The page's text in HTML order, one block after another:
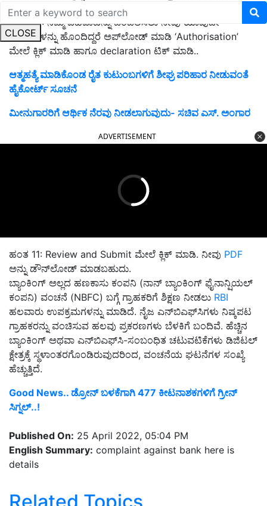
CLOSE
ಬಟನ್‌ಗಳನ್ನು ಆಯ್ಕೆಮಾಡಿ
ಹಂತ 10: ನಿಮ್ಮ ವಹಿವಾಟನ್ನು ಬೆಂಬಲಿಸಲು ನೀವು ಯಾವುದೇ
ದಾಖಲೆಗಳನ್ನು ಹೊಂದಿದ್ದರೆ ಅಪ್‌ಲೋಡ್ ಮಾಡಿ ‘Authorisation’
ಮೇಲೆ ಕ್ಲಿಕ್ ಮಾಡಿ ಹಾಗೂ declaration ಟಿಕ್ ಮಾಡಿ..
ಆತ್ಮಹತ್ಯೆ ಮಾಡಿಕೊಂಡ ರೈತ ಕುಟುಂಬಗಳಿಗೆ ಶೀಘ್ರ ಪರಿಹಾರ ನೀಡುವಂತೆ
ಹೈಕೋರ್ಟ್‌ ಸೂಚನೆ
ಮೀನುಗಾರರಿಗೆ ಆರ್ಥಿಕ ನೆರವು ನೀಡಲಾಗುವುದು- ಸಚಿವ ಎಸ್. ಅಂಗಾರ
ADVERTISEMENT
ಹಂತ 11: Review and Submit ಮೇಲೆ ಕ್ಲಿಕ್ ಮಾಡಿ. ನೀವು PDF
ಅನ್ನು ಡೌನ್‌ಲೋಡ್ ಮಾಡಬಹುದು.
ಬ್ಯಾಂಕಿಂಗ್ ಅಲ್ಲದ ಹಣಕಾಸು ಕಂಪನಿ (ನಾನ್ ಬ್ಯಾಂಕಿಂಗ್ ಫೈನಾನ್ಷಿಯಲ್
ಕಂಪನಿ) ವಂಚನೆ (NBFC) ಬಗ್ಗೆ ಗ್ರಾಹಕರಿಗೆ ಶಿಕ್ಷಣ ನೀಡಲು RBI
ಹಲವಾರು ಉಪಕ್ರಮಗಳನ್ನು ಮಾಡಿದೆ. ನೈಜ ಎನ್‌ಬಿಎಫ್‌ಸಿಗಳು ನಿಷ್ಕಪಟ
ಗ್ರಾಹಕರನ್ನು ವಂಚಿಸುವ ಹಲವು ಪ್ರಕರಣಗಳು ಬೆಳಕಿಗೆ ಬಂದಿವೆ. ಹೆಚ್ಚಿನ
ಬ್ಯಾಂಕಿಂಗ್ ಅಥವಾ ಎನ್‌ಬಿಎಫ್‌ಸಿ-ಸಂಬಂಧಿತ ಚಟುವಟಿಕೆಗಳು ಡಿಜಿಟಲ್
ಕ್ಷೇತ್ರಕ್ಕೆ ಸ್ಥಳಾಂತರಗೊಂಡಿರುವುದರಿಂದ, ವಂಚನೆಯ ಘಟನೆಗಳ ಸಂಖ್ಯೆ
ಹೆಚ್ಚುತ್ತಿದೆ.
Good News.. ಡ್ರೋನ್ ಬಳಕೆಗಾಗಿ 477 ಕೀಟನಾಶಕಗಳಿಗೆ ಗ್ರೀನ್
ಸಿಗ್ನಲ್..!
Published On: 25 April 2022, 05:04 PM
English Summary: complaint against bank here is
details